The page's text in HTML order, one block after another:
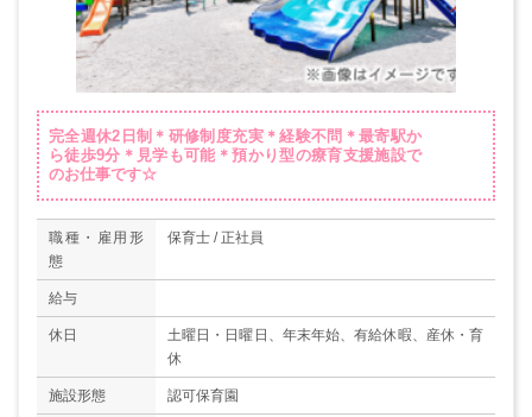
完全週休2日制＊研修制度充実＊経験不問＊最寄駅か
ら徒歩9分＊見学も可能＊預かり型の療育支援施設で
のお仕事です☆
職種・雇用形
態
保育士 / 正社員
給与
休日
土曜日・日曜日、年末年始、有給休暇、産休・育
休
施設形態 認可保育園